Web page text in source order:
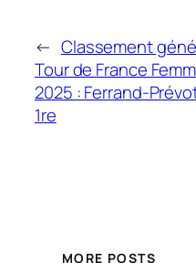
← Classement
Tour de France
2025 : Ferrand-
1re
MORE POSTS